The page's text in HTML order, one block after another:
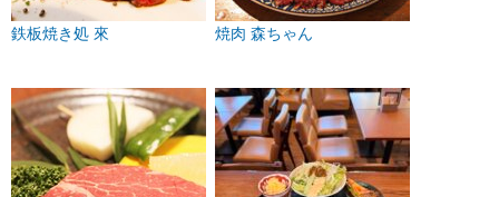
鉄板焼き処 來 焼肉 森ちゃん